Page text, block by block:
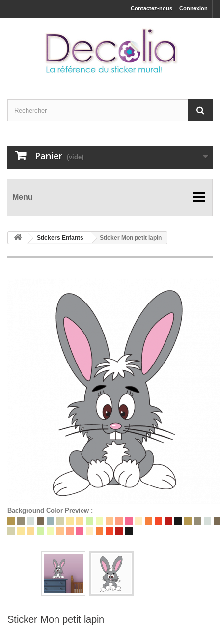
Connexion
Contactez-nous
Panier (vide)
Menu
Stickers Enfants Sticker Mon petit lapin
Background Color Preview :
Sticker Mon petit lapin